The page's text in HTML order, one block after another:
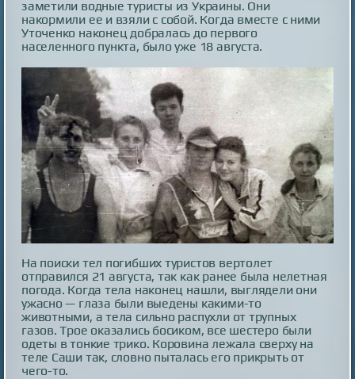
заметили водные туристы из Украины. Они
накормили ее и взяли с собой. Когда вместе с ними
Уточенко наконец добралась до первого
населенного пункта, было уже 18 августа.
На поиски тел погибших туристов вертолет
отправился 21 августа, так как ранее была нелетная
погода. Когда тела наконец нашли, выглядели они
ужасно — глаза были выедены какими-то
животными, а тела сильно распухли от трупных
газов. Трое оказались босиком, все шестеро были
одеты в тонкие трико. Коровина лежала сверху на
теле Саши так, словно пыталась его прикрыть от
чего-то.